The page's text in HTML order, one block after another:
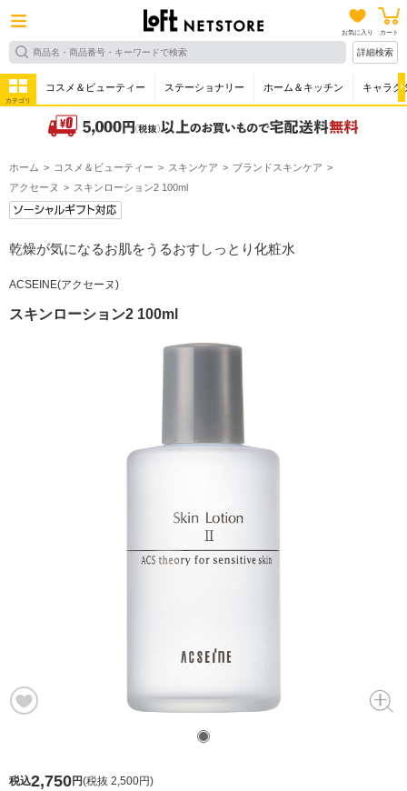
お気に入り カート
詳細検索
カテゴリ
コスメ＆ビューティー ステーショナリー ホーム＆キッチン キャラク
ホーム コスメ＆ビューティー スキンケア
ブランドスキンケア
アクセーヌ
スキンローション2 100ml
乾燥が気になるお肌をうるおすしっとり化粧水
ACSEINE(アクセーヌ)
スキンローション2 100ml
税込2,750円(税抜 2,500円)